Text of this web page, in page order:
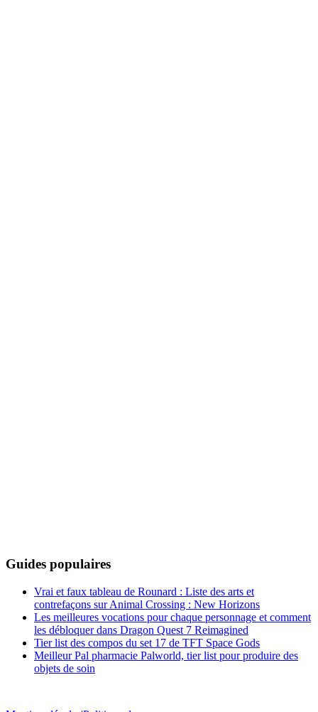
Guides populaires
Vrai et faux tableau de Rounard : Liste des arts et
contrefaçons sur Animal Crossing : New Horizons
Les meilleures vocations pour chaque personnage et comment
les débloquer dans Dragon Quest 7 Reimagined
Tier list des compos du set 17 de TFT Space Gods
Meilleur Pal pharmacie Palworld, tier list pour produire des
objets de soin